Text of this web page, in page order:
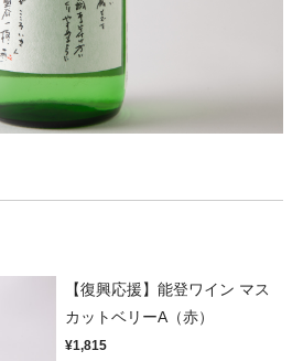
【復興応援】能登ワイン マス
カットベリーA（赤）
¥1,815